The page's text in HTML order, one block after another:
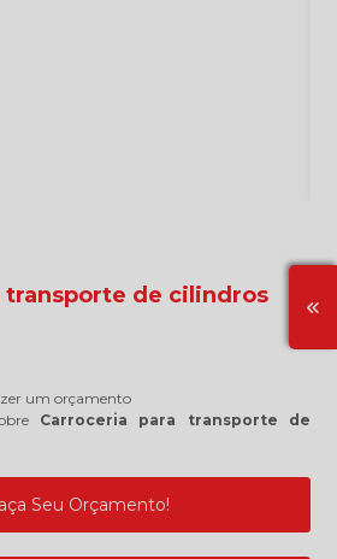
transporte de cilindros
um orçamento
Carroceria para transporte de
Seu Orçamento!